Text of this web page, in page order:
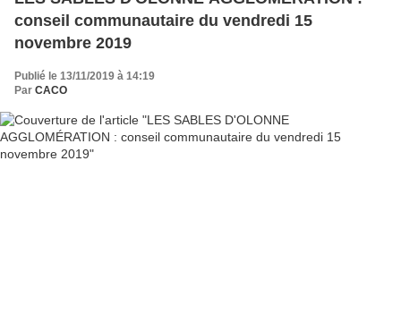
conseil communautaire du vendredi 15
novembre 2019
Publié le 13/11/2019 à 14:19
Par CACO